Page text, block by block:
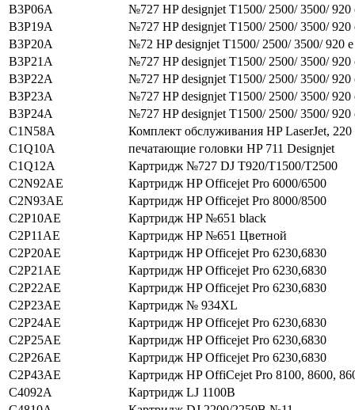
B3P06A
№727 HP designjet T1500/ 2500/ 3500/ 920
B3P19A
№727 HP designjet T1500/ 2500/ 3500/ 920
B3P20A
№72 HP designjet T1500/ 2500/ 3500/ 920
B3P21A
№727 HP designjet T1500/ 2500/ 3500/ 920
B3P22A
№727 HP designjet T1500/ 2500/ 3500/ 920
B3P23A
№727 HP designjet T1500/ 2500/ 3500/ 920
B3P24A
№727 HP designjet T1500/ 2500/ 3500/ 920
C1N58A
Комплект обслуживания HP LaserJet,
C1Q10A
печатающие головки HP 711 Designjet
C1Q12A
Картридж №727 DJ T920/T1500/T2500
C2N92AE
Картридж HP Officejet Pro 6000/6500
C2N93AE
Картридж HP Officejet Pro 8000/8500
C2P10AE
Картридж HP №651 black
C2P11AE
Картридж HP №651 Цветной
C2P20AE
Картридж HP Officejet Pro 6230,6830
C2P21AE
Картридж HP Officejet Pro 6230,6830
C2P22AE
Картридж HP Officejet Pro 6230,6830
C2P23AE
Картридж № 934XL
C2P24AE
Картридж HP Officejet Pro 6230,6830
C2P25AE
Картридж HP Officejet Pro 6230,6830
C2P26AE
Картридж HP Officejet Pro 6230,6830
C2P43AE
Картридж HP OffiCejet Pro 8100, 8600,
C4092A
Картридж LJ 1100В